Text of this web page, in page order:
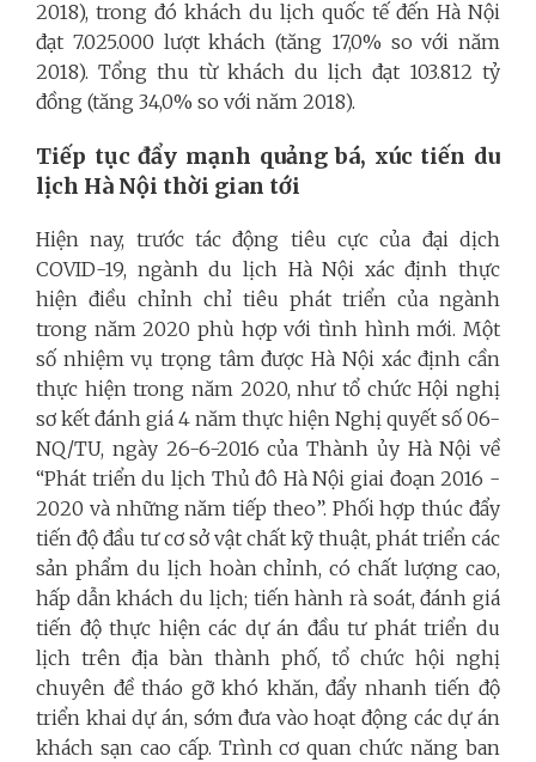
2018), trong đó khách du lịch quốc tế đến Hà Nội
đạt 7.025.000 lượt khách (tăng 17,0% so với năm
2018). Tổng thu từ khách du lịch đạt 103.812 tỷ
đồng (tăng 34,0% so với năm 2018).
Tiếp tục đẩy mạnh quảng bá, xúc tiến du
lịch Hà Nội thời gian tới
Hiện nay, trước tác động tiêu cực của đại dịch
COVID-19, ngành du lịch Hà Nội xác định thực
hiện điều chỉnh chỉ tiêu phát triển của ngành
trong năm 2020 phù hợp với tình hình mới. Một
số nhiệm vụ trọng tâm được Hà Nội xác định cần
thực hiện trong năm 2020, như tổ chức Hội nghị
sơ kết đánh giá 4 năm thực hiện Nghị quyết số 06-
NQ/TU, ngày 26-6-2016 của Thành ủy Hà Nội về
“Phát triển du lịch Thủ đô Hà Nội giai đoạn 2016 -
2020 và những năm tiếp theo”. Phối hợp thúc đẩy
tiến độ đầu tư cơ sở vật chất kỹ thuật, phát triển các
sản phẩm du lịch hoàn chỉnh, có chất lượng cao,
hấp dẫn khách du lịch; tiến hành rà soát, đánh giá
tiến độ thực hiện các dự án đầu tư phát triển du
lịch trên địa bàn thành phố, tổ chức hội nghị
chuyên đề tháo gỡ khó khăn, đẩy nhanh tiến độ
triển khai dự án, sớm đưa vào hoạt động các dự án
khách sạn cao cấp. Trình cơ quan chức năng ban